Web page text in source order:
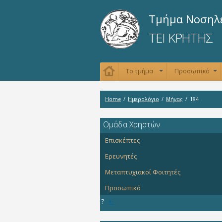
Τμήμα
ΤΕΙ ΚΡΗΤΗΣ
Το τμήμα Προσωπικό
Home / Ημερολόγιο / Μήνας / 184
Oμάδα Χρηστών
Επισκέπτες
Ερευνητές
Μεταπτυχιακοί Φοιτητές
Προσωπικό
? +-